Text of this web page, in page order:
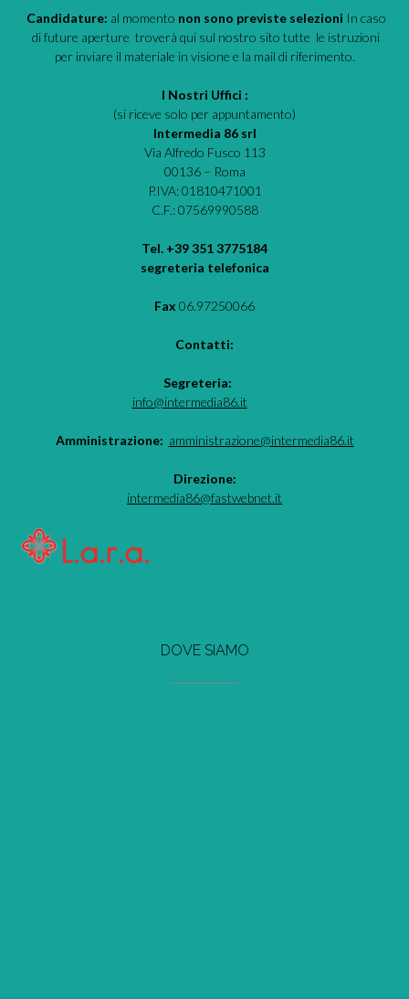
Candidature: al momento non sono previste selezioni In caso
di future aperture troverà qui sul nostro sito tutte le istruzioni
per inviare il materiale in visione e la mail di riferimento.
I Nostri Uffici :
(si riceve solo per appuntamento)
Intermedia 86 srl
Via Alfredo Fusco 113
00136 – Roma
P.IVA: 01810471001
C.F.: 07569990588
Tel. +39 351 3775184
segreteria telefonica
Fax 06.97250066
Contatti:
Segreteria:
info@intermedia86.it
Amministrazione: amministrazione@intermedia86.it
Direzione:
intermedia86@fastwebnet.it
DOVE SIAMO